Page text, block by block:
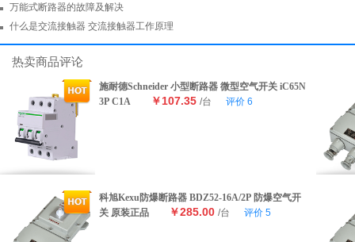
万能式断路器的故障及解决
什么是交流接触器 交流接触器工作原理
热卖商品评论
施耐德Schneider 小型断路器 微型空气开关 iC65N
3P C1A
￥107.35 /台 评价 6
科旭Kexu防爆断路器 BDZ52-16A/2P 防爆空气开
关 原装正品
￥285.00 /台 评价 5